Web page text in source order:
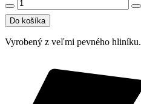
Chladič
ľavý
125-
Do košíka
Vyrobený z veľmi pevného hliníku.